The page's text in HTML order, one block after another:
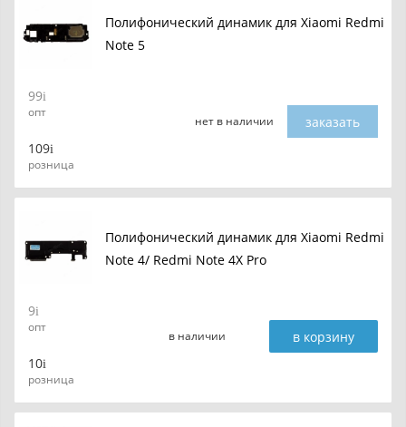
Полифонический динамик для Xiaomi Redmi
Note 5
99
опт
109
розница
нет в наличии заказать
Полифонический динамик для Xiaomi Redmi
Note 4/ Redmi Note 4X Pro
9
опт
10
розница
в наличии в корзину